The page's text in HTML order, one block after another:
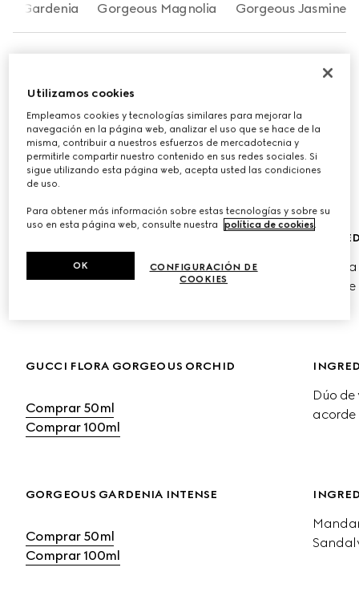
Gardenia Gorgeous Magnolia Gorgeous Jasmine
NUEVO GUCCI FLORA GORGEOUS ORCHID
La nueva fragancia amplifica la radiante esencia
ambar de la orquídea vainilla, mezclando una dulzura
envolvente con luminosidad salada para revelar una
expresión olfativa de fuerza e individualidad.
Comprar 50ml
GUCCI FLORA GORGEOUS ORCHID
Comprar 50ml
Comprar 100ml
Dúo
acorde
GORGEOUS GARDENIA INTENSE
Comprar 50ml
Comprar 100ml
Utilizamos cookies
Empleamos cookies y tecnologías similares para mejorar la
navegación en la página web, analizar el uso que se hace de la
misma, contribuir a nuestros esfuerzos de mercadotecnia y
permitirle compartir nuestro contenido en sus redes sociales. Si
sigue utilizando esta página web, acepta usted las condiciones
de uso.
Para obtener más información sobre estas tecnologías y sobre su
uso en esta página web, consulte nuestra
política de cookies
CONFIGURACIÓN DE
COOKIES
OK